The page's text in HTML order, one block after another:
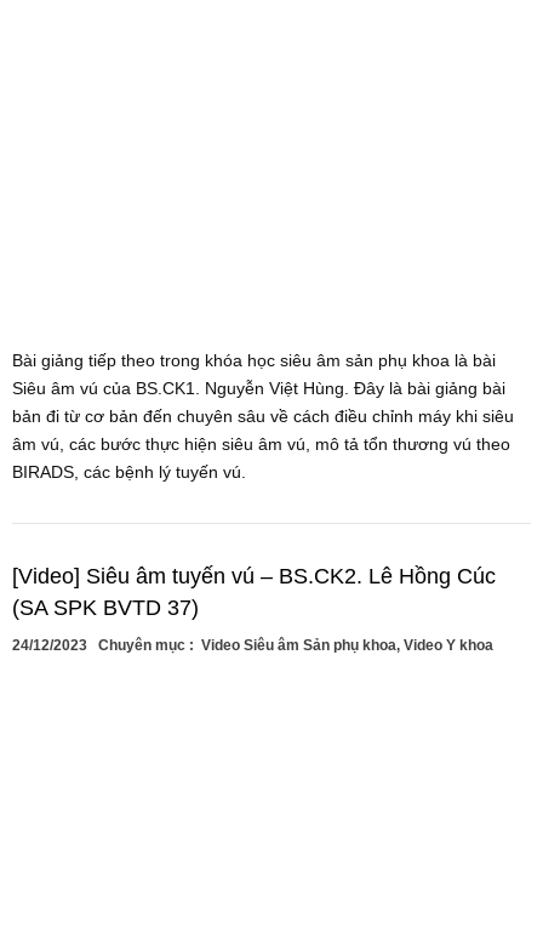
Bài giảng tiếp theo trong khóa học siêu âm sản phụ khoa là bài
Siêu âm vú của BS.CK1. Nguyễn Việt Hùng. Đây là bài giảng bài
bản đi từ cơ bản đến chuyên sâu về cách điều chỉnh máy khi siêu
âm vú, các bước thực hiện siêu âm vú, mô tả tổn thương vú theo
BIRADS, các bệnh lý tuyến vú.
[Video] Siêu âm tuyến vú – BS.CK2. Lê Hồng Cúc
(SA SPK BVTD 37)
24/12/2023 Chuyên mục : Video Siêu âm Sản phụ khoa, Video Y khoa